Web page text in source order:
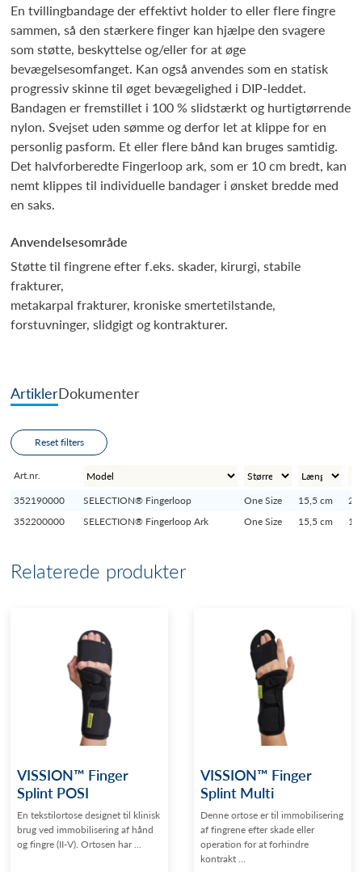
En tvillingbandage der effektivt holder to eller flere fingre
sammen, så den stærkere finger kan hjælpe den svagere
som støtte, beskyttelse og/eller for at øge
bevægelsesomfanget. Kan også anvendes som en statisk
progressiv skinne til øget bevægelighed i DIP-leddet.
Bandagen er fremstillet i 100 % slidstærkt og hurtigtørrende
nylon. Svejset uden sømme og derfor let at klippe for en
personlig pasform. Et eller flere bånd kan bruges samtidig.
Det halvforberedte Fingerloop ark, som er 10 cm bredt, kan
nemt klippes til individuelle bandager i ønsket bredde med
en saks.
Anvendelsesområde
Støtte til fingrene efter f.eks. skader, kirurgi, stabile
frakturer,
metakarpal frakturer, kroniske smertetilstande,
forstuvninger, slidgigt og kontrakturer.
ArtiklerDokumenter
Reset filters
Art.nr.
352190000
SELECTION® Fingerloop One Size 15,5 cm
2
352200000
SELECTION® Fingerloop Ark One Size 15,5 cm 10
Relaterede produkter
VISSION™ Finger
Splint POSI
En tekstilortose designet til klinisk
brug ved immobilisering af hånd
og fingre (II-V). Ortosen har ...
VISSION™ Finger
Splint Multi
Denne ortose er til immobilisering
af fingrene efter skade eller
operation for at forhindre
kontrakt ...